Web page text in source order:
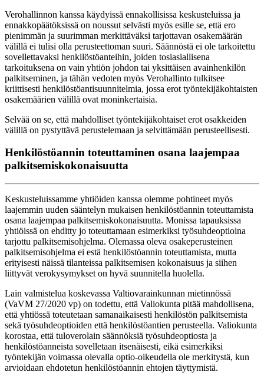
Verohallinnon kanssa käydyissä ennakollisissa keskusteluissa ja
ennakkopäätöksissä on noussut selvästi myös esille se, että ero
pienimmän ja suurimman merkittäväksi tarjottavan osakemäärän
välillä ei tulisi olla perusteettoman suuri. Säännöstä ei ole tarkoitettu
sovellettavaksi henkilöstöanteihin, joiden tosiasiallisena
tarkoituksena on vain yhtiön johdon tai yksittäisen avainhenkilön
palkitseminen, ja tähän vedoten myös Verohallinto tulkitsee
kriittisesti henkilöstöantisuunnitelmia, jossa erot työntekijäkohtaisten
osakemäärien välillä ovat moninkertaisia.
Selvää on se, että mahdolliset työntekijäkohtaiset erot osakkeiden
välillä on pystyttävä perustelemaan ja selvittämään perusteellisesti.
Henkilöstöannin toteuttaminen osana laajempaa
palkitsemiskokonaisuutta
Keskusteluissamme yhtiöiden kanssa olemme pohtineet myös
laajemmin uuden sääntelyn mukaisen henkilöstöannin toteuttamista
osana laajempaa palkitsemiskokonaisuutta. Monissa tapauksissa
yhtiöissä on ehditty jo toteuttamaan esimerkiksi työsuhdeoptioina
tarjottu palkitsemisohjelma. Olemassa oleva osakeperusteinen
palkitsemisohjelma ei estä henkilöstöannin toteuttamista, mutta
erityisesti näissä tilanteissa palkitsemisen kokonaisuus ja siihen
liittyvät verokysymykset on hyvä suunnitella huolella.
Lain valmistelua koskevassa Valtiovarainkunnan mietinnössä
(VaVM 27/2020 vp) on todettu, että Valiokunta pitää mahdollisena,
että yhtiössä toteutetaan samanaikaisesti henkilöstön palkitsemista
sekä työsuhdeoptioiden että henkilöstöantien perusteella. Valiokunta
korostaa, että tuloverolain säännöksiä työsuhdeoptiosta ja
henkilöstöanneista sovelletaan itsenäisesti, eikä esimerkiksi
työntekijän voimassa olevalla optio-oikeudella ole merkitystä, kun
arvioidaan ehdotetun henkilöstöannin ehtojen täyttymistä.